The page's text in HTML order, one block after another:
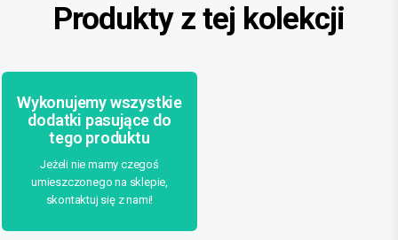
Produkty z tej kolekcji
Wykonujemy wszystkie
dodatki pasujące do
tego produktu
Jeżeli nie mamy czegoś
umieszczonego na sklepie,
skontaktuj się z nami!